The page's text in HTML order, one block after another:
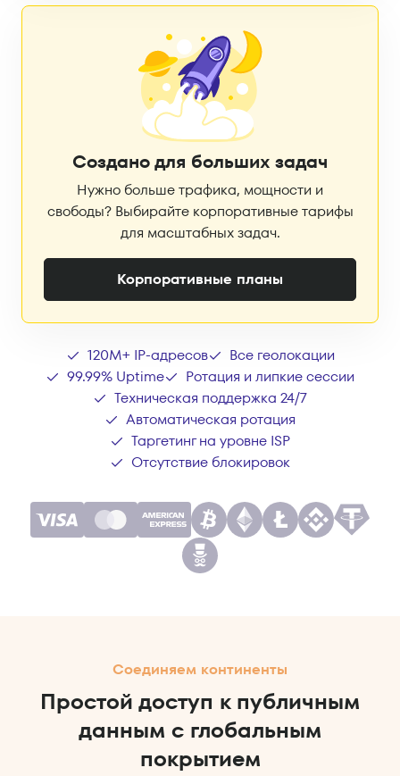
Создано для больших задач
Нужно больше трафика, мощности и
свободы? Выбирайте корпоративные тарифы
для масштабных задач.
Корпоративные планы
120M+ IP-адресов
Все геолокации
99.99% Uptime
Ротация и липкие сессии
Техническая поддержка 24/7
Автоматическая ротация
Таргетинг на уровне ISP
Отсутствие блокировок
Соединяем континенты
Простой доступ к публичным
данным с глобальным
покрытием